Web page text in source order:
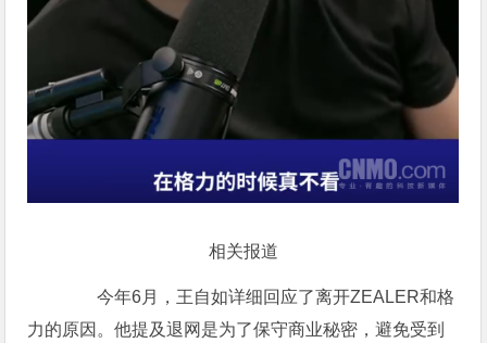
相关报道
今年6月，王自如详细回应了离开ZEALER和格
力的原因。他提及退网是为了保守商业秘密，避免受到